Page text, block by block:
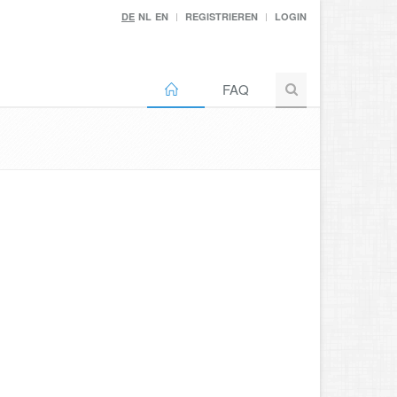
DE NL EN REGISTRIEREN LOGIN
FAQ